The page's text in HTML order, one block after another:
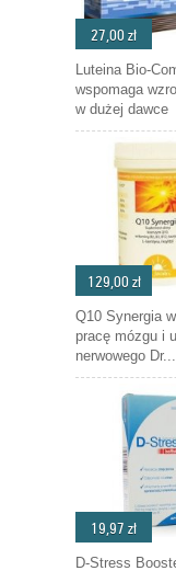
27,00 zł
Luteina Bio-
wspomaga
w dużej dawce
129,00 zł
Q10 Synergia
pracę mózgu i
nerwowego
19,97 zł
D-Stress